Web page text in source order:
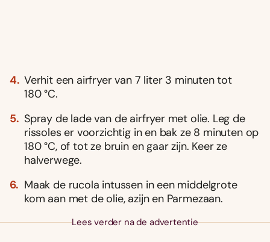
Verhit een airfryer van 7 liter 3 minuten tot
180 °C.
Spray de lade van de airfryer met olie. Leg de
rissoles er voorzichtig in en bak ze 8 minuten op
180 °C, of tot ze bruin en gaar zijn. Keer ze
halverwege.
Maak de rucola intussen in een middelgrote
kom aan met de olie, azijn en Parmezaan.
Lees verder na de advertentie